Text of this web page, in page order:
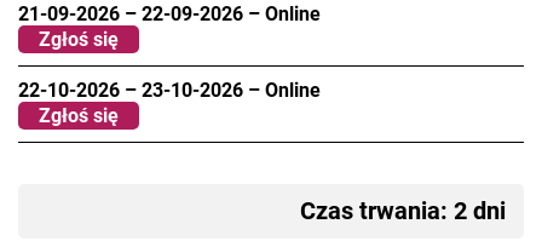
21-09-2026 – 22-09-2026 – Online
Zgłoś się
22-10-2026 – 23-10-2026 – Online
Zgłoś się
Czas trwania: 2 dni